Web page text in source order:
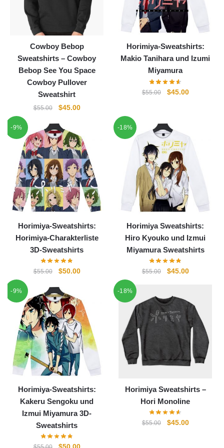
Cowboy Bebop
Sweatshirts – Cowboy
Bebop See You Space
Cowboy Pullover
Sweatshirt
$55.00
Ursprünglicher
war:
$55.00
$45.00Aktueller
$45.00.
Horimiya-Sweatshirts:
Makio Tanihara und Izumi
Miyamura
$55.00
Ursprünglicher
$55.00
$45.00Aktueller
-9%
Horimiya-Sweatshirts:
Horimiya-Charakterliste
3D-Sweatshirts
$55.00
Ursprünglicher
war:
$55.00
$50.00Aktueller
$50.00.
-18%
Horimiya Sweatshirts:
Hiro Kyouko und Izmui
Miyamura Sweatshirts
$55.00
Ursprünglicher
$55.00
$45.00Aktueller
$45.00.
-9%
Horimiya-Sweatshirts:
Kakeru Sengoku und
Izmui Miyamura 3D-
Sweatshirts
Ursprünglicher
Aktueller
-18%
Horimiya Sweatshirts –
Hori Monoline
$55.00
Ursprünglicher
$45.00Aktueller